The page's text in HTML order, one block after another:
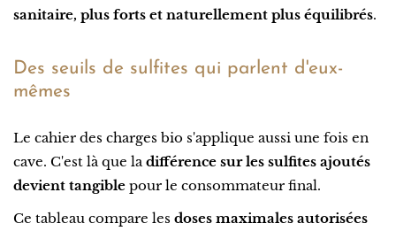
sanitaire, plus forts et naturellement plus équilibrés.
Des seuils de sulfites qui parlent d'eux-
mêmes
Le cahier des charges bio s'applique aussi une fois en
cave. C'est là que la différence sur les sulfites ajoutés
devient tangible pour le consommateur final.
Ce tableau compare les doses maximales autorisées